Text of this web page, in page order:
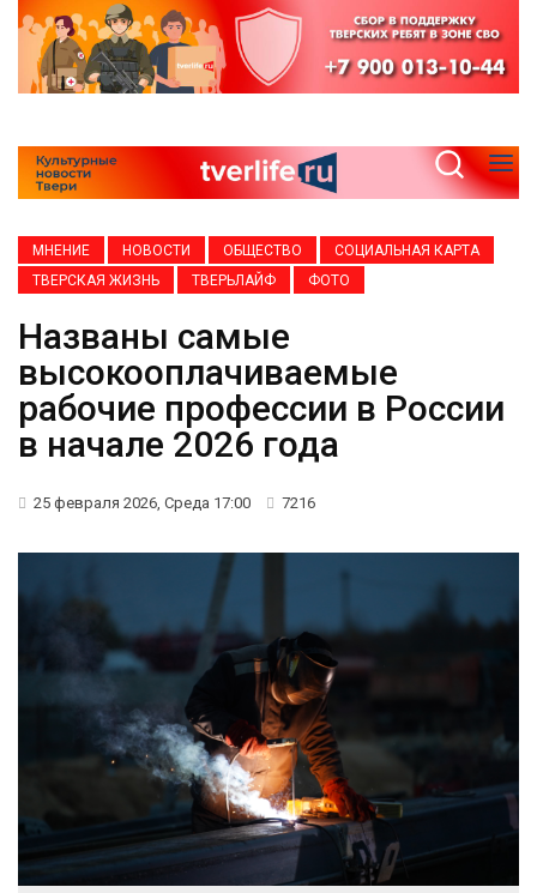
МНЕНИЕ НОВОСТИ ОБЩЕСТВО
СОЦИАЛЬНАЯ КАРТА
ТВЕРСКАЯ ЖИЗНЬ
ТВЕРЬЛАЙФ ФОТО
Названы самые
высокооплачиваемые
рабочие профессии в России
в начале 2026 года
25 февраля 2026, Среда 17:00 7216